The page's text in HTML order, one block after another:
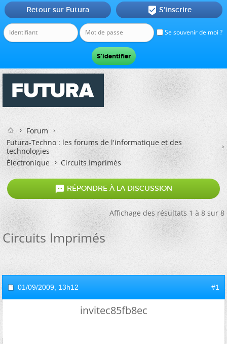
Se souvenir de moi ?
Retour sur Futura  S'inscrire
Forum
Futura-Techno : les forums de l'informatique et des
technologies
Électronique
Circuits Imprimés
 RÉPONDRE À LA DISCUSSION
Affichage des résultats 1 à 8 sur 8
Circuits Imprimés
01/09/2009, 13h12 #1
invitec85fb8ec